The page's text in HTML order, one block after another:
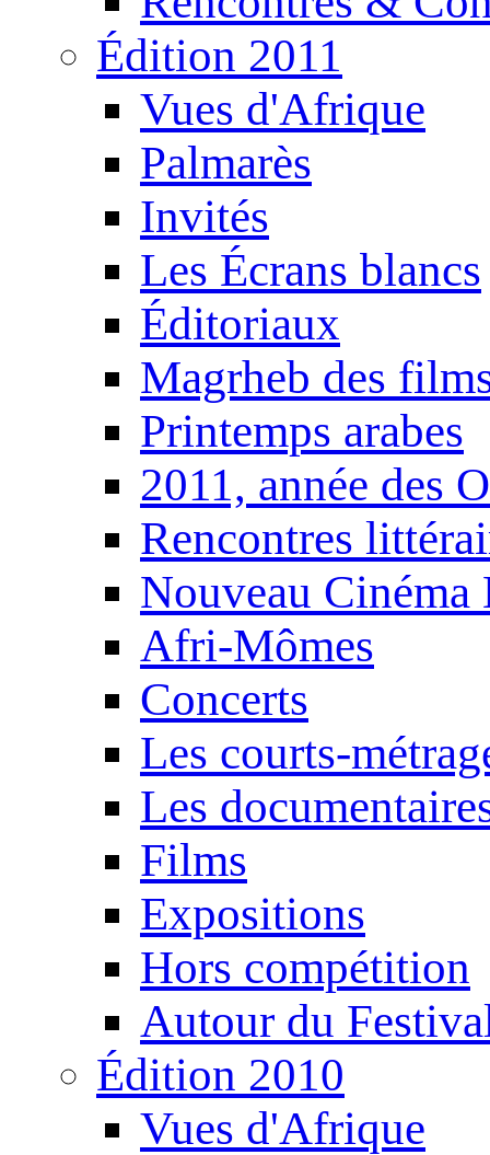
Édition 2011
Vues d'Afrique
Palmarès
Invités
Les Écrans blancs
Éditoriaux
Magrheb des
Printemps arabes
2011, année des
Rencontres
Nouveau Cinéma
Afri-Mômes
Concerts
Les courts-
Les
Films
Expositions
Hors compétition
Autour du
Édition 2010
Vues d'Afrique